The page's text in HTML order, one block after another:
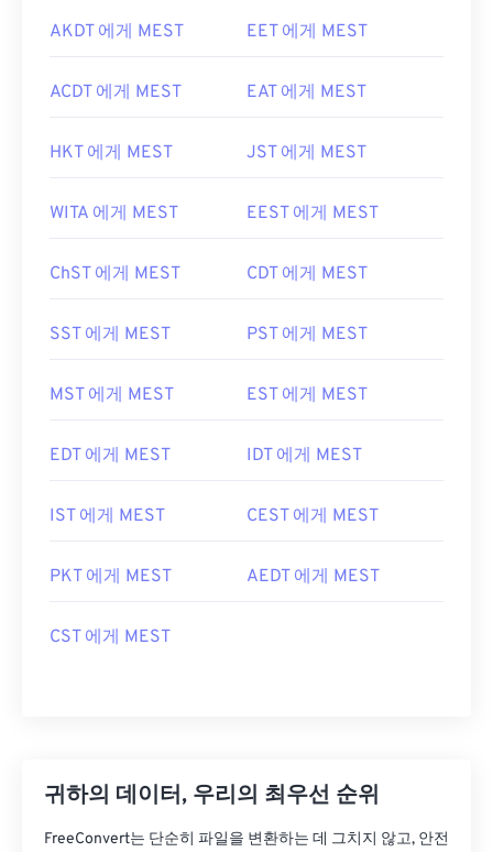
AKDT 에게 MEST EET 에게 MEST
ACDT 에게 MEST EAT 에게 MEST
HKT 에게 MEST JST 에게 MEST
WITA 에게 MEST EEST 에게 MEST
ChST 에게 MEST CDT 에게 MEST
SST 에게 MEST PST 에게 MEST
MST 에게 MEST EST 에게 MEST
EDT 에게 MEST IDT 에게 MEST
IST 에게 MEST CEST 에게 MEST
PKT 에게 MEST AEDT 에게 MEST
CST 에게 MEST
귀하의 데이터, 우리의 최우선 순위
FreeConvert는 단순히 파일을 변환하는 데 그치지 않고, 안전